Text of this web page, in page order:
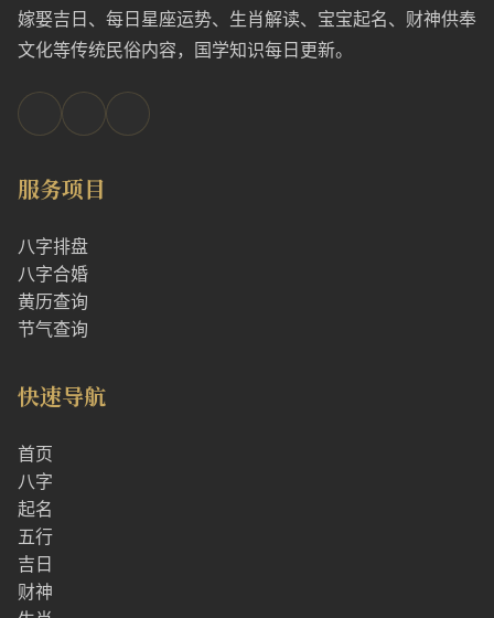
嫁娶吉日、每日星座运势、生肖解读、宝宝起名、财神供奉
文化等传统民俗内容，国学知识每日更新。
服务项目
八字排盘
八字合婚
黄历查询
节气查询
快速导航
首页
八字
起名
五行
吉日
财神